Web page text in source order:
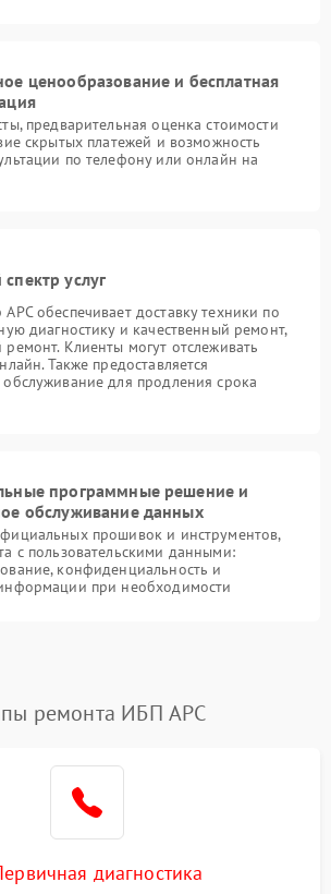
ценообразование и бесплатная
предварительная оценка стоимости
скрытых платежей и возможность
по телефону или онлайн на
услуг
обеспечивает доставку техники по
диагностику и качественный ремонт,
Клиенты могут отслеживать
Также предоставляется
обслуживание для продления срока
программные решение и
обслуживание данных
прошивок и инструментов,
с пользовательскими данными:
конфиденциальность и
при необходимости
ремонта ИБП APC
диагностика